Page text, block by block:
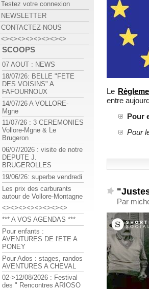
Le
entre
Pour
Pour
Par
Testez votre connexion
NEWSLETTER
CONTACTEZ-NOUS
<><><><><><><><>
SCOOPS
07 AOUT : NEWS
18/07/26: BELLE "FETE
DES VOISINS" A
FAFOURNOUX
14/07/26 A VOLLORE-
Mgne
11/07/26 : 3 CEREMONIES
Vollore-Mgne & Le
Brugeron
06/07/2026 : visite de notre
DEPUTE J.
BRUGEROLLES
19/06/26: superbe vendredi
Les prix des carburants
autour de Vollore-Montagne
<><><><><><><><>
*** A VOS AGENDAS ***
Pour enfants :
AVENTURES DE l'ETE A
PONEY
Pour Ados : stages, randos
AVENTURES A CHEVAL
02->12/08/2026 : Festival
des " Rencontres ARIOSO